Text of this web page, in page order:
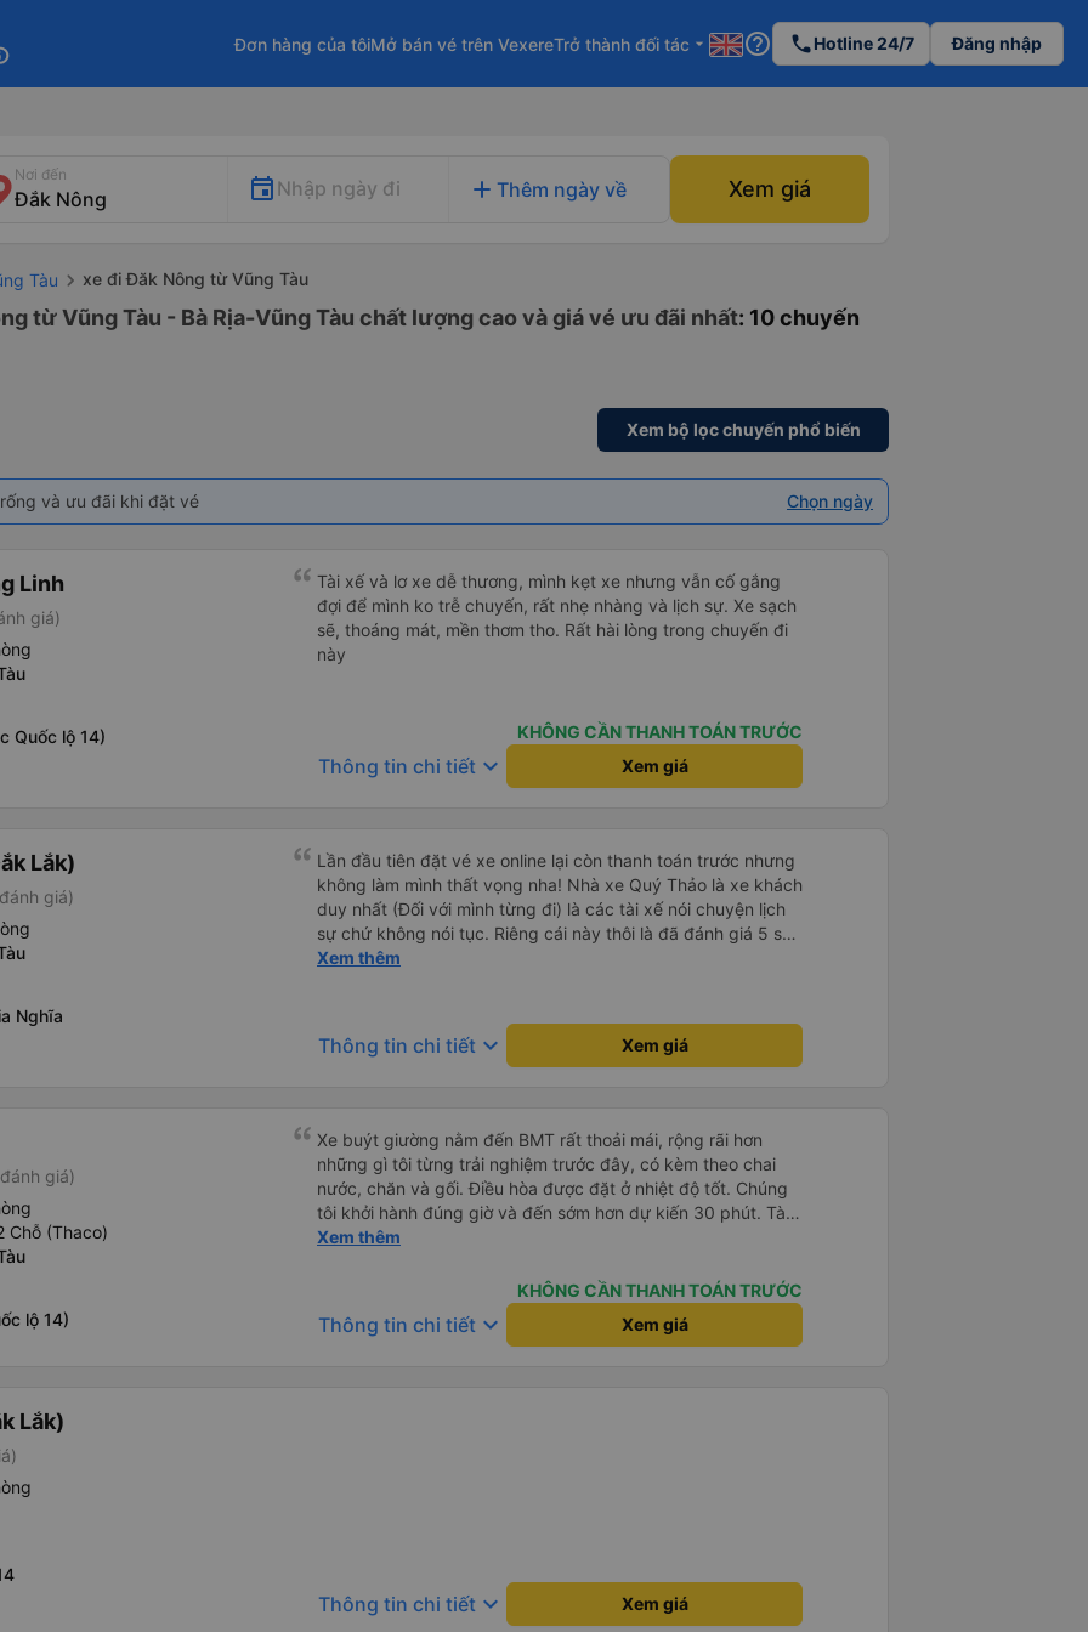
Đơn hàng của tôiMở bán vé trên VexereTrở thành đối tác arrow_drop_down help_outline phoneHotline 24/7 Đăng nhập
Nơi đến
Nhập ngày đi add Thêm ngày về Xem giá
Tàu xe đi Đăk Nông từ Vũng Tàu
từ Vũng Tàu - Bà Rịa-Vũng Tàu chất lượng cao và giá vé ưu đãi nhất: 10 chuyến
Xem bộ lọc chuyến phổ biến
và ưu đãi khi đặt vé Chọn ngày
Linh
giá)
Quốc lộ 14)
Tài xế và lơ xe dễ thương, mình kẹt xe nhưng vẫn cố gắng
đợi để mình ko trễ chuyến, rất nhẹ nhàng và lịch sự. Xe sạch
sẽ, thoáng mát, mền thơm tho. Rất hài lòng trong chuyến đi
này
KHÔNG CẦN THANH TOÁN TRƯỚC
Thông tin chi tiết keyboard_arrow_down Xem giá
Lắk)
giá)
Nghĩa
Lần đầu tiên đặt vé xe online lại còn thanh toán trước nhưng
không làm mình thất vọng nha! Nhà xe Quý Thảo là xe khách
duy nhất (Đối với mình từng đi) là các tài xế nói chuyện lịch
sự chứ không nói tục. Riêng cái này thôi là đã đánh giá 5 sao
rồi. Chú tài xế còn uống pepsi rất dễ thương chứ không có
Xem thêm
Thông tin chi tiết keyboard_arrow_down Xem giá
giá)
Chỗ (Thaco)
lộ 14)
Xe buýt giường nằm đến BMT rất thoải mái, rộng rãi hơn
những gì tôi từng trải nghiệm trước đây, có kèm theo chai
nước, chăn và gối. Điều hòa được đặt ở nhiệt độ tốt. Chúng
tôi khởi hành đúng giờ và đến sớm hơn dự kiến 30 phút. Tài
xế rất tuyệt so với những tài xế khác ở Việt Nam! Không quá
cảm giác lái xe an toàn nên rất dễ ngủ. Tôi rất vui vì đã đặt
qua Vexere và có vị trí xe buýt trên GPS và biển số xe vì tôi
phải tìm kiếm xung quanh bến xe để tìm thấy nó, đây là vấn
Xem thêm
KHÔNG CẦN THANH TOÁN TRƯỚC
Thông tin chi tiết keyboard_arrow_down Xem giá
Lắk)
Thông tin chi tiết keyboard_arrow_down Xem giá